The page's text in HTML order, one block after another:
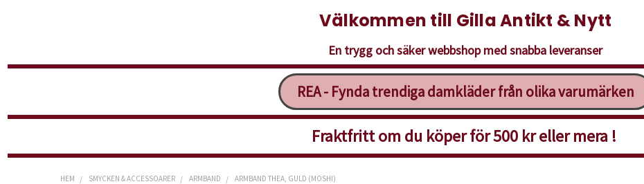
Välkommen till Gilla Antikt & Nytt
En trygg och säker webbshop med snabba leveranser
REA - Fynda trendiga damkläder från olika varumärken
Fraktfritt om du köper för 500 kr eller mera !
HEM SMYCKEN & ACCESSOARER ARMBAND ARMBAND THEA, GULD (MOSHI)